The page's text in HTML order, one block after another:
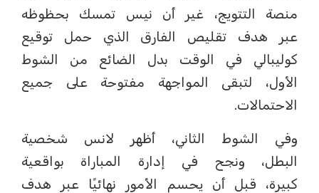
منصة التتويج، غير أن نيس تمسك بحظوظه
عبر هدف تقليص الفارق الذي حمل توقيع
كوليبالي في الوقت بدل الضائع من الشوط
الأول، لتبقى المواجهة مفتوحة على جميع
الاحتمالات.
وفي الشوط الثاني، أظهر لانس شخصية
البطل، ونجح في إدارة المباراة بواقعية
كبيرة، قبل أن يحسم الأمور نهائيًا عبر هدف